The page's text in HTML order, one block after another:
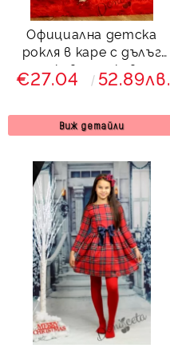
Официална детска
рокля в каре с дълъг
ръкав с пухкаво
болеро в червено
€27.04 52.89лв.
Виж детайли